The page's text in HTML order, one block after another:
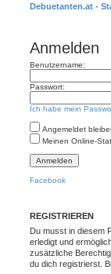
Debuetanten.at -
Anmelden
Benutzername:
Passwort:
Ich habe mein
Angemeldet
Meinen Online-
Facebook
REGISTRIEREN
Du musst in diesem
erledigt und
zusätzliche
du dich registrierst.